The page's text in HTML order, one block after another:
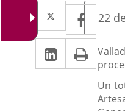
Twitter
Enlace
a
una
aplicación
externa.
a
una
Linkedin
Enlace
a
Print
la
22
Un